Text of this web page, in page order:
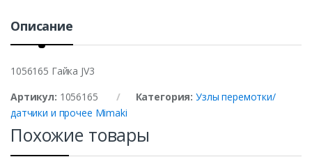
y
Описание
1056165 Гайка JV3
Артикул: 1056165 Категория: Узлы перемотки/
датчики и прочее Mimaki
Похожие товары